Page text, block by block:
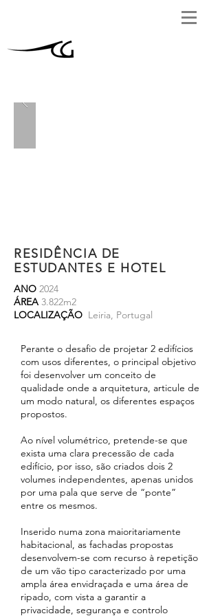
RESIDÊNCIA DE
ESTUDANTES E HOTEL
ANO 2024
ÁREA 3.822m2
LOCALIZAÇÃO Leiria, Portugal
Perante o desafio de projetar 2 edifícios
com usos diferentes, o principal objetivo
foi desenvolver um conceito de
qualidade onde a arquitetura, articule de
um modo natural, os diferentes espaços
propostos.
Ao nível volumétrico, pretende-se que
exista uma clara precessão de cada
edifício, por isso, são criados dois 2
volumes independentes, apenas unidos
por uma pala que serve de “ponte”
entre os mesmos.
Inserido numa zona maioritariamente
habitacional, as fachadas propostas
desenvolvem-se com recurso à repetição
de um vão tipo caracterizado por uma
ampla área envidraçada e uma área de
ripado, com vista a garantir a
privacidade, segurança e controlo